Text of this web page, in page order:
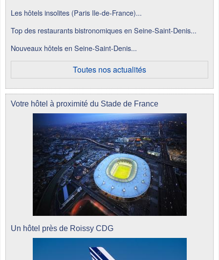
Les hôtels insolites (Paris Ile-de-France)...
Top des restaurants bistronomiques en Seine-Saint-Denis...
Nouveaux hôtels en Seine-Saint-Denis...
Toutes nos actualités
Votre hôtel à proximité du Stade de France
Un hôtel près de Roissy CDG